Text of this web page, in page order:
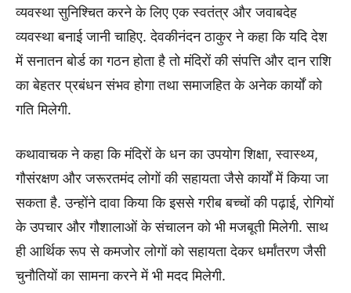
व्यवस्था सुनिश्चित करने के लिए एक स्वतंत्र और जवाबदेह
व्यवस्था बनाई जानी चाहिए. देवकीनंदन ठाकुर ने कहा कि यदि देश
में सनातन बोर्ड का गठन होता है तो मंदिरों की संपत्ति और दान राशि
का बेहतर प्रबंधन संभव होगा तथा समाजहित के अनेक कार्यों को
गति मिलेगी.
कथावाचक ने कहा कि मंदिरों के धन का उपयोग शिक्षा, स्वास्थ्य,
गौसंरक्षण और जरूरतमंद लोगों की सहायता जैसे कार्यों में किया जा
सकता है. उन्होंने दावा किया कि इससे गरीब बच्चों की पढ़ाई, रोगियों
के उपचार और गौशालाओं के संचालन को भी मजबूती मिलेगी. साथ
ही आर्थिक रूप से कमजोर लोगों को सहायता देकर धर्मांतरण जैसी
चुनौतियों का सामना करने में भी मदद मिलेगी.